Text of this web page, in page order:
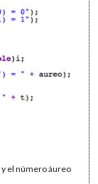
y el número áureo